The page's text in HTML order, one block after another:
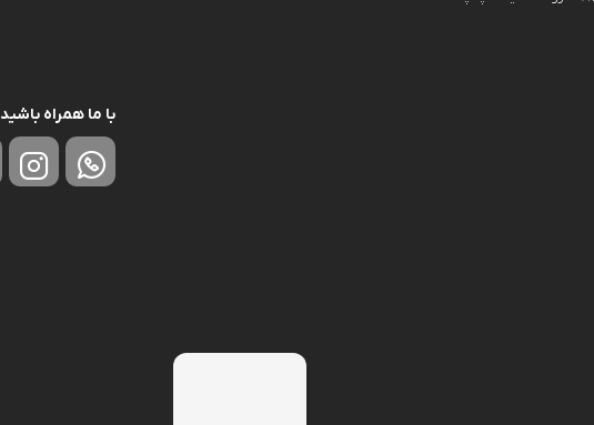
با ما همراه باشید